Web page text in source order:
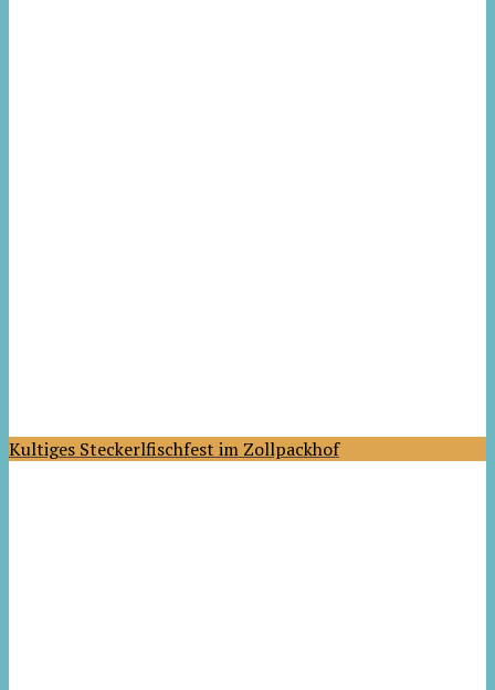
Kultiges Steckerlfischfest im Zollpackhof